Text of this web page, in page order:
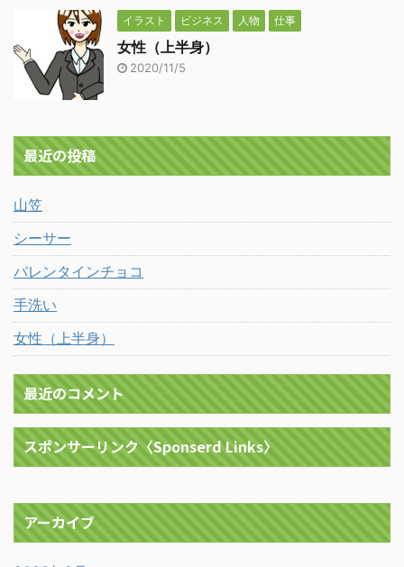
イラスト ビジネス 人物 仕事
女性（上半身）
2020/11/5
最近の投稿
山笠
シーサー
バレンタインチョコ
手洗い
女性（上半身）
最近のコメント
スポンサーリンク〈Sponserd Links〉
アーカイブ